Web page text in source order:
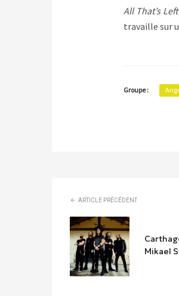
All That’s
travaille sur
Groupe :
ARTICLE PRÉCÉDENT
Mikael